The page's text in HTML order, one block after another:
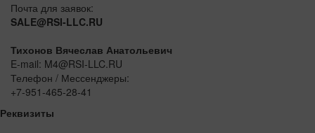
Почта для заявок:
SALE@RSI-LLC.RU
Тихонов Вячеслав Анатольевич
E-mail: M4@RSI-LLC.RU
Телефон / Мессенджеры:
+7-951-465-28-41
Реквизиты